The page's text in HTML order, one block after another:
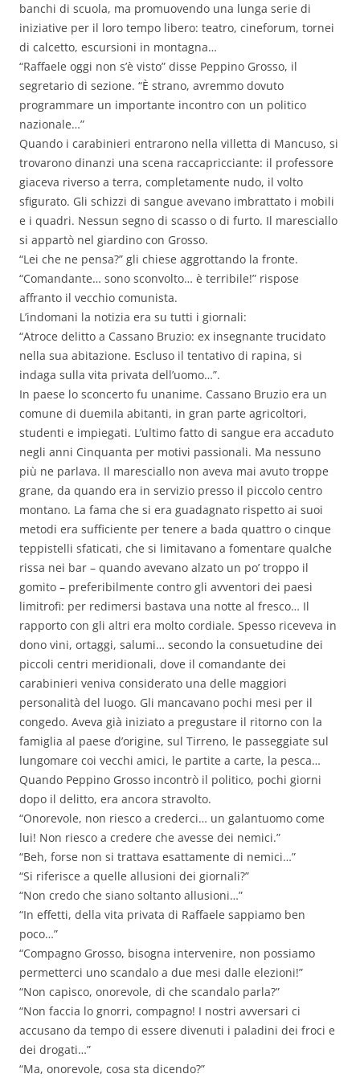
banchi di scuola, ma promuovendo una lunga serie di
iniziative per il loro tempo libero: teatro, cineforum, tornei
di calcetto, escursioni in montagna…
“Raffaele oggi non s’è visto” disse Peppino Grosso, il
segretario di sezione. “È strano, avremmo dovuto
programmare un importante incontro con un politico
nazionale…”
Quando i carabinieri entrarono nella villetta di Mancuso, si
trovarono dinanzi una scena raccapricciante: il professore
giaceva riverso a terra, completamente nudo, il volto
sfigurato. Gli schizzi di sangue avevano imbrattato i mobili
e i quadri. Nessun segno di scasso o di furto. Il maresciallo
si appartò nel giardino con Grosso.
“Lei che ne pensa?” gli chiese aggrottando la fronte.
“Comandante… sono sconvolto… è terribile!” rispose
affranto il vecchio comunista.
L’indomani la notizia era su tutti i giornali:
“Atroce delitto a Cassano Bruzio: ex insegnante trucidato
nella sua abitazione. Escluso il tentativo di rapina, si
indaga sulla vita privata dell’uomo…”.
In paese lo sconcerto fu unanime. Cassano Bruzio era un
comune di duemila abitanti, in gran parte agricoltori,
studenti e impiegati. L’ultimo fatto di sangue era accaduto
negli anni Cinquanta per motivi passionali. Ma nessuno
più ne parlava. Il maresciallo non aveva mai avuto troppe
grane, da quando era in servizio presso il piccolo centro
montano. La fama che si era guadagnato rispetto ai suoi
metodi era sufficiente per tenere a bada quattro o cinque
teppistelli sfaticati, che si limitavano a fomentare qualche
rissa nei bar – quando avevano alzato un po’ troppo il
gomito – preferibilmente contro gli avventori dei paesi
limitrofi: per redimersi bastava una notte al fresco… Il
rapporto con gli altri era molto cordiale. Spesso riceveva in
dono vini, ortaggi, salumi… secondo la consuetudine dei
piccoli centri meridionali, dove il comandante dei
carabinieri veniva considerato una delle maggiori
personalità del luogo. Gli mancavano pochi mesi per il
congedo. Aveva già iniziato a pregustare il ritorno con la
famiglia al paese d’origine, sul Tirreno, le passeggiate sul
lungomare coi vecchi amici, le partite a carte, la pesca…
Quando Peppino Grosso incontrò il politico, pochi giorni
dopo il delitto, era ancora stravolto.
“Onorevole, non riesco a crederci… un galantuomo come
lui! Non riesco a credere che avesse dei nemici.”
“Beh, forse non si trattava esattamente di nemici…”
“Si riferisce a quelle allusioni dei giornali?”
“Non credo che siano soltanto allusioni…”
“In effetti, della vita privata di Raffaele sappiamo ben
poco…”
“Compagno Grosso, bisogna intervenire, non possiamo
permetterci uno scandalo a due mesi dalle elezioni!”
“Non capisco, onorevole, di che scandalo parla?”
“Non faccia lo gnorri, compagno! I nostri avversari ci
accusano da tempo di essere divenuti i paladini dei froci e
dei drogati…”
“Ma, onorevole, cosa sta dicendo?”